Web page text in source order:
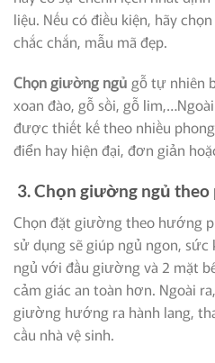
liệu. Nếu có điều kiện, hãy
chắc chắn, mẫu mã đẹp.
Chọn giường ngủ gỗ tự nhiên
xoan đào, gỗ sồi, gỗ
được thiết kế theo nhiều
điển hay hiện đại, đơn giản
3. Chọn giường ngủ theo
Chọn đặt giường theo hướng
sử dụng sẽ giúp ngủ ngon,
ngủ với đầu giường và 2 mặt
cảm giác an toàn hơn. Ngoài
giường hướng ra hành lang,
cầu nhà vệ sinh.